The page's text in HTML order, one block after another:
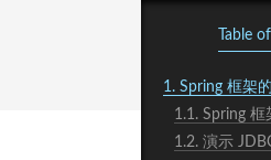
Table
1. Spring 框架
1.1. Spring 框
1.2. 演示